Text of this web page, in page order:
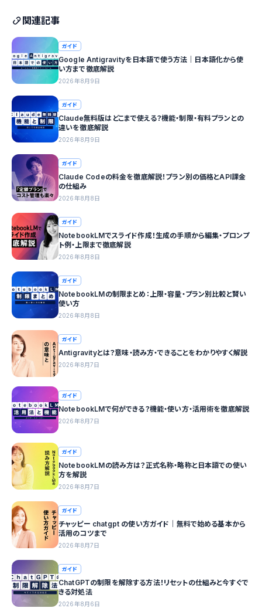
関連記事
ガイド
Google Antigravityを日本語で使う方法｜日本語化から使
い方まで徹底解説
2026年8月9日
ガイド
Claude無料版はどこまで使える？機能・制限・有料プランとの
違いを徹底解説
2026年8月9日
ガイド
Claude Codeの料金を徹底解説！プラン別の価格とAPI課金
の仕組み
2026年8月8日
ガイド
NotebookLMでスライド作成！生成の手順から編集・プロンプ
ト例・上限まで徹底解説
2026年8月8日
ガイド
NotebookLMの制限まとめ：上限・容量・プラン別比較と賢い
使い方
2026年8月8日
ガイド
Antigravityとは？意味・読み方・できることをわかりやすく解説
2026年8月7日
ガイド
NotebookLMで何ができる？機能・使い方・活用術を徹底解説
2026年8月7日
ガイド
NotebookLMの読み方は？正式名称・略称と日本語での使い
方を解説
2026年8月7日
ガイド
チャッピー chatgpt の使い方ガイド｜無料で始める基本から
活用のコツまで
2026年8月7日
ガイド
ChatGPTの制限を解除する方法！リセットの仕組みと今すぐで
きる対処法
2026年8月6日